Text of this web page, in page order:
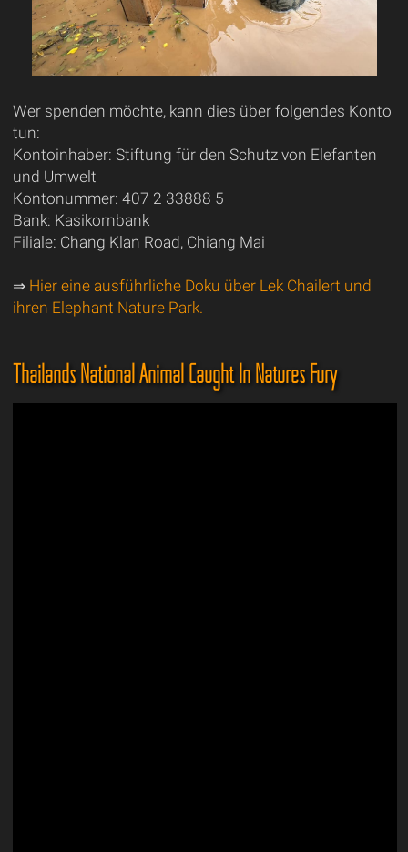
Wer spenden möchte, kann dies über folgendes Konto
tun:
Kontoinhaber: Stiftung für den Schutz von Elefanten
und Umwelt
Kontonummer: 407 2 33888 5
Bank: Kasikornbank
Filiale: Chang Klan Road, Chiang Mai
⇒ Hier eine ausführliche Doku über Lek Chailert und
ihren Elephant Nature Park.
Thailands National Animal Caught In Natures Fury